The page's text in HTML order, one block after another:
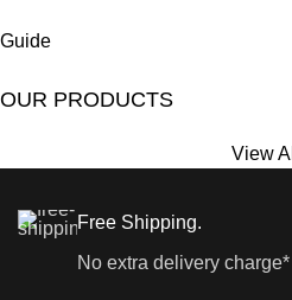
Guide
OUR PRODUCTS
View All
Free Shipping.
No extra delivery charge*